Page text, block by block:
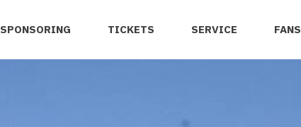
SPONSORING TICKETS SERVICE FANS